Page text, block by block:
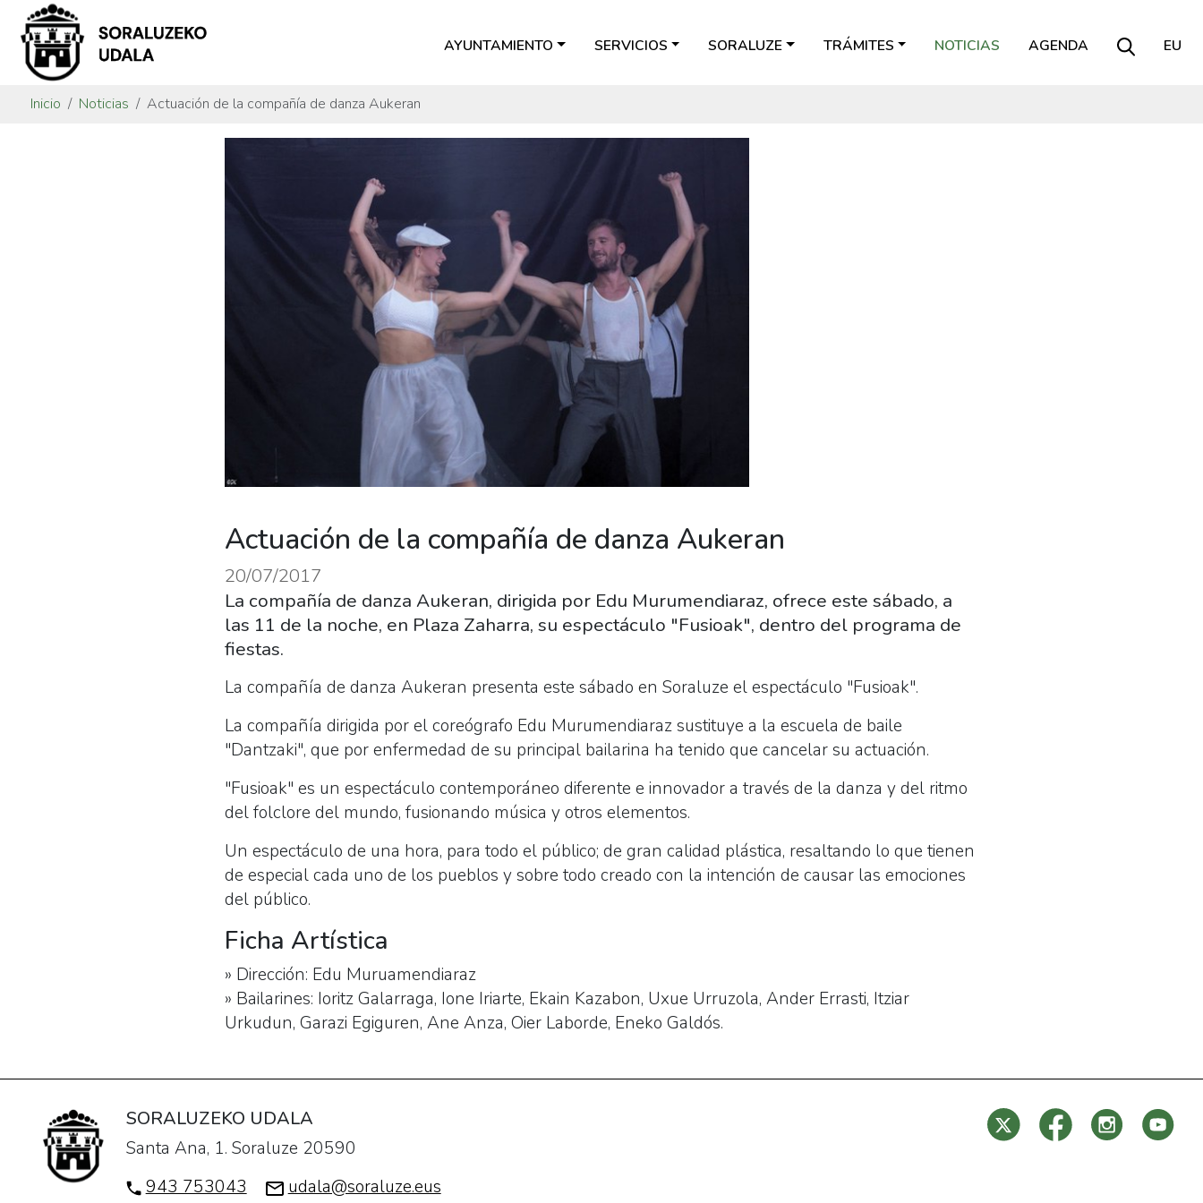
AYUNTAMIENTO SERVICIOS SORALUZE TRÁMITES NOTICIAS AGENDA EU
Inicio Noticias Actuación de la compañía de danza Aukeran
Actuación de la compañía de danza Aukeran
20/07/2017
La compañía de danza Aukeran, dirigida por Edu Murumendiaraz, ofrece este sábado, a
las 11 de la noche, en Plaza Zaharra, su espectáculo "Fusioak", dentro del programa de
fiestas.
La compañía de danza Aukeran presenta este sábado en Soraluze el espectáculo "Fusioak".
La compañía dirigida por el coreógrafo Edu Murumendiaraz sustituye a la escuela de baile
"Dantzaki", que por enfermedad de su principal bailarina ha tenido que cancelar su actuación.
"Fusioak" es un espectáculo contemporáneo diferente e innovador a través de la danza y del ritmo
del folclore del mundo, fusionando música y otros elementos.
Un espectáculo de una hora, para todo el público; de gran calidad plástica, resaltando lo que tienen
de especial cada uno de los pueblos y sobre todo creado con la intención de causar las emociones
del público.
Ficha Artística
» Dirección: Edu Muruamendiaraz
» Bailarines: Ioritz Galarraga, Ione Iriarte, Ekain Kazabon, Uxue Urruzola, Ander Errasti, Itziar
Urkudun, Garazi Egiguren, Ane Anza, Oier Laborde, Eneko Galdós.
SORALUZEKO UDALA
Santa Ana, 1. Soraluze 20590
943 753043
udala@soraluze.eus